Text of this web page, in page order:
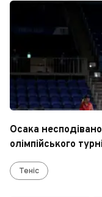
Осака
олімпійського
Теніс